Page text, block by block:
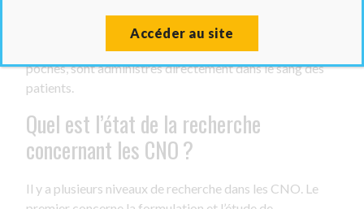
la nutrition parentérale qui se fait par voie
intraveineuse. Les nutriments, contenus dans des
poches, sont administrés directement dans le sang des
patients.
Quel est l’état de la recherche
concernant les CNO ?
Il y a plusieurs niveaux de recherche dans les CNO. Le
Accéder au site